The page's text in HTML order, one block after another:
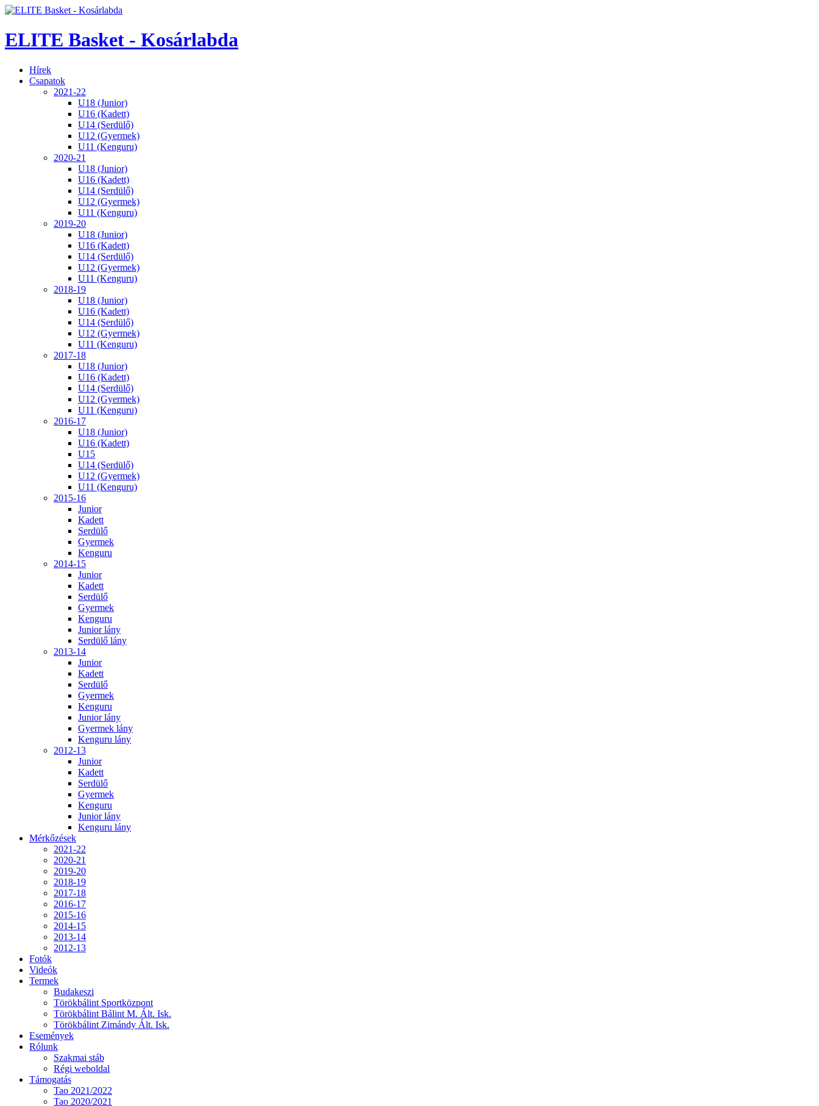
ELITE Basket - Kosárlabda
Hírek
Csapatok
2021-22
U18 (Junior)
U16 (Kadett)
U14 (Serdülő)
U12 (Gyermek)
U11 (Kenguru)
2020-21
U18 (Junior)
U16 (Kadett)
U14 (Serdülő)
U12 (Gyermek)
U11 (Kenguru)
2019-20
U18 (Junior)
U16 (Kadett)
U14 (Serdülő)
U12 (Gyermek)
U11 (Kenguru)
2018-19
U18 (Junior)
U16 (Kadett)
U14 (Serdülő)
U12 (Gyermek)
U11 (Kenguru)
2017-18
U18 (Junior)
U16 (Kadett)
U14 (Serdülő)
U12 (Gyermek)
U11 (Kenguru)
2016-17
U18 (Junior)
U16 (Kadett)
U15
U14 (Serdülő)
U12 (Gyermek)
U11 (Kenguru)
2015-16
Junior
Kadett
Serdülő
Gyermek
Kenguru
2014-15
Junior
Kadett
Serdülő
Gyermek
Kenguru
Junior lány
Serdülő lány
2013-14
Junior
Kadett
Serdülő
Gyermek
Kenguru
Junior lány
Gyermek lány
Kenguru lány
2012-13
Junior
Kadett
Serdülő
Gyermek
Kenguru
Junior lány
Kenguru lány
Mérkőzések
2021-22
2020-21
2019-20
2018-19
2017-18
2016-17
2015-16
2014-15
2013-14
2012-13
Fotók
Videók
Termek
Budakeszi
Törökbálint Sportközpont
Törökbálint Bálint M. Ált. Isk.
Törökbálint Zimándy Ált. Isk.
Események
Rólunk
Szakmai stáb
Régi weboldal
Támogatás
Tao 2021/2022
Tao 2020/2021